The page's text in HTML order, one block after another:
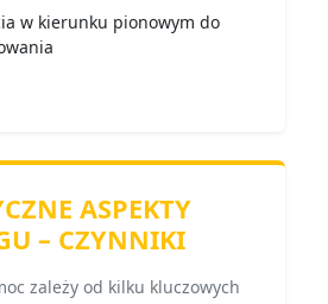
w kierunku pionowym do
ASPEKTY
– CZYNNIKI
zależy od kilku kluczowych